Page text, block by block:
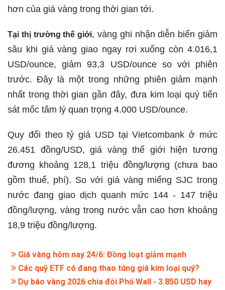
hơn của giá vàng trong thời gian tới.
Tại thị trường thế giới, vàng ghi nhận diễn biến giảm
sâu khi giá vàng giao ngay rơi xuống còn 4.016,1
USD/ounce, giảm 93,3 USD/ounce so với phiên
trước. Đây là một trong những phiên giảm mạnh
nhất trong thời gian gần đây, đưa kim loại quý tiến
sát mốc tâm lý quan trọng 4.000 USD/ounce.
Quy đổi theo tỷ giá USD tại Vietcombank ở mức
26.451 đồng/USD, giá vàng thế giới hiện tương
đương khoảng 128,1 triệu đồng/lượng (chưa bao
gồm thuế, phí). So với giá vàng miếng SJC trong
nước đang giao dịch quanh mức 144 - 147 triệu
đồng/lượng, vàng trong nước vẫn cao hơn khoảng
18,9 triệu đồng/lượng.
Giá vàng hôm nay 24/6: Đồng loạt giảm mạnh
Các quỹ ETF có đang thao túng giá kim loại quý?
Dự báo vàng 2026 chia đôi Phố Wall - 3.850 USD hay